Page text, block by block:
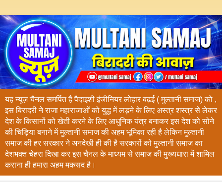
यह न्यूज़ चैनल समर्पित है पैदाइशी इंजीनियर लोहार बढ़ई ( मुल्तानी समाज) को ,
इस बिरादरी ने राजा महाराजाओं को युद्ध में लड़ने के लिए अस्त्र शस्त्र से लेकर
देश के किसानों को खेती करने के लिए आधुनिक यंत्र बनाकर इस देश को सोने
की चिड़िया बनाने में मुल्तानी समाज की अहम भूमिका रही है लेकिन मुल्तानी
समाज की हर सरकार ने अनदेखी ही की है सरकारों को मुल्तानी समाज का
देशभक्त चेहरा दिखा कर इस चैनल के माध्यम से समाज की मुख्यधारा में शामिल
कराना ही हमारा अहम मकसद है।